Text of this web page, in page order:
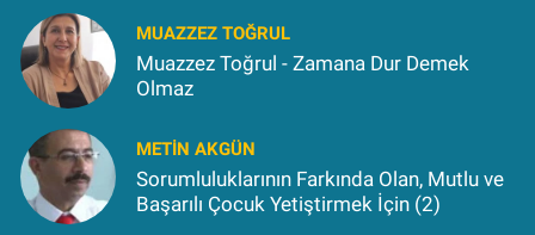
MUAZZEZ TOĞRUL
Muazzez Toğrul - Zamana Dur Demek
Olmaz
METIN AKGÜN
Sorumluluklarının Farkında Olan, Mutlu ve
Başarılı Çocuk Yetiştirmek İçin (2)